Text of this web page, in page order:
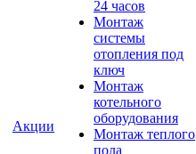
Акции
24 часов
Монтаж
системы
отопления под
ключ
Монтаж
котельного
оборудования
Монтаж теплого
пола